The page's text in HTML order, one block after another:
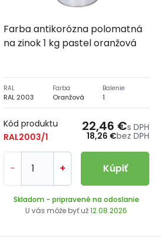
Farba antikorózna polomatná
na zinok 1 kg pastel oranžová
RAL
RAL 2003
Farba
Oranžová
Balenie
1
Kód produktu
RAL2003/1
18,26 €bez DPH
22,46 €s DPH
- + Kúpiť
Skladom - pripravené na odoslanie
U vás môže byť už12.08.2026